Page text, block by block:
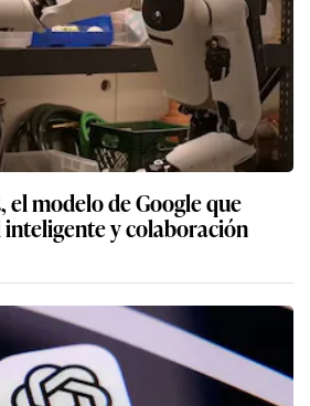
el modelo de Google que
y colaboración